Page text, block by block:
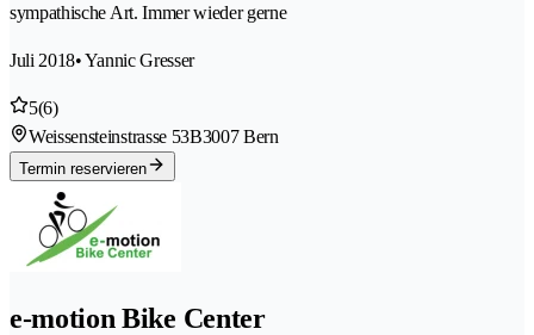
sympathische Art. Immer wieder gerne
Juli 2018• Yannic Gresser
5(6)
Weissensteinstrasse 53B3007 Bern
Termin reservieren
e-motion Bike Center